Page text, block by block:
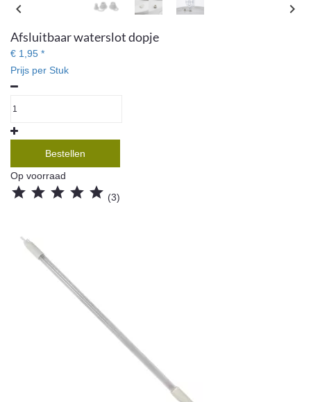
chevron_left chevron_right
Afsluitbaar waterslot dopje
€ 1,95 *
Prijs per Stuk
Bestellen
Op voorraad
     (3)